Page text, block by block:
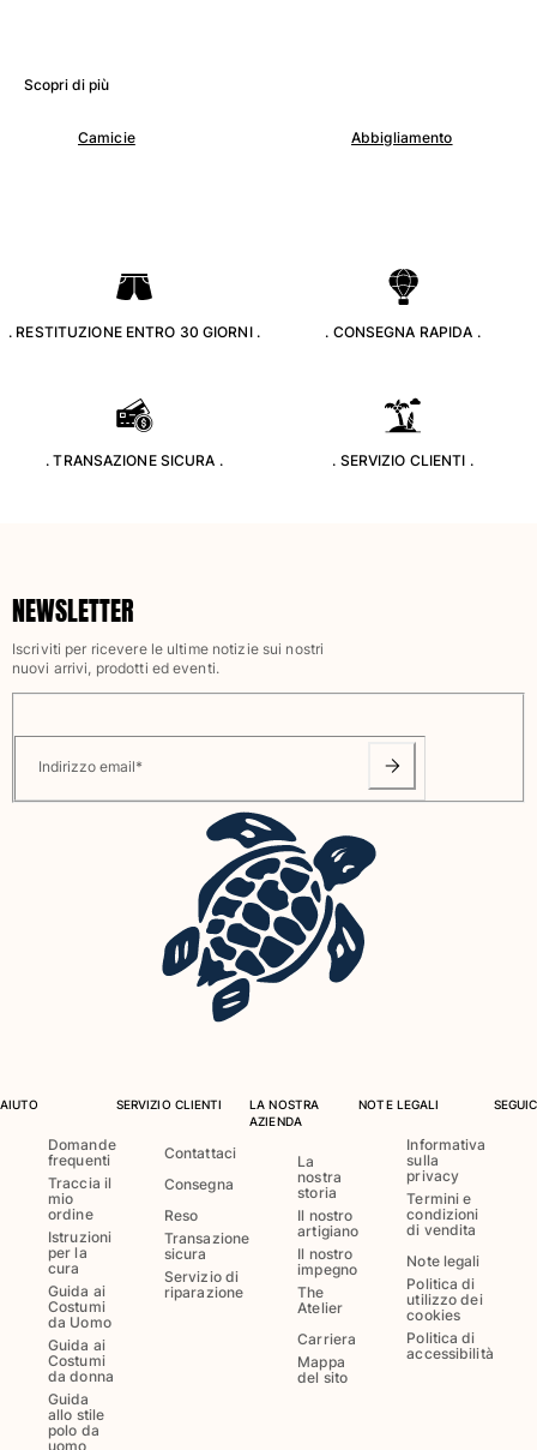
Pantalocini mare
Neonato
Classico ultraleggero
T-shirt
Pantaloni
Felpe
Vedi tutti i Abbigliamento
Vedi tutti i Bambina
Costumi da bagno
Slip Mare
Vedi tutti i Costumi da bagno
Abbigliamento
Abiti e Gonne
Pantaloncini
Felpe
T-shirt
Vedi tutti i Abbigliamento
Neonato
Scopri di più
Camicie Abbigliamento
. RESTITUZIONE ENTRO 30 GIORNI . . CONSEGNA RAPIDA .
. TRANSAZIONE SICURA . . SERVIZIO CLIENTI .
NEWSLETTER
Iscriviti per ricevere le ultime notizie sui nostri
nuovi arrivi, prodotti ed eventi.
Indirizzo email*
AIUTO
Domande
frequenti
Traccia il
mio
ordine
Istruzioni
per la
cura
Guida ai
Costumi
da Uomo
Guida ai
Costumi
da donna
Guida
allo stile
polo da
uomo
SERVIZIO CLIENTI
Contattaci
Consegna
Reso
Transazione
sicura
Servizio di
riparazione
LA NOSTRA
AZIENDA
La
nostra
storia
Il nostro
artigiano
Il nostro
impegno
The
Atelier
Carriera
Mappa
del sito
NOTE LEGALI
Informativa
sulla
privacy
Termini e
condizioni
di vendita
Note legali
Politica di
utilizzo dei
cookies
Politica di
accessibilità